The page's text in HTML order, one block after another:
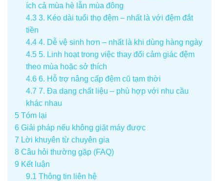
ích cả mùa hè lẫn mùa đông
4.33. Kéo dài tuổi thọ đệm – nhất là với đệm đắt
tiền
4.44. Dễ vệ sinh hơn – nhất là khi dùng hàng ngày
4.55. Linh hoạt trong việc thay đổi cảm giác đệm
theo mùa hoặc sở thích
4.66. Hỗ trợ nâng cấp đệm cũ tạm thời
4.7 7. Đa dạng chất liệu – phù hợp với nhu cầu
khác nhau
5 Tóm lại
6 Giải pháp nếu không giặt máy được
7 Lời khuyên từ chuyên gia
8 Câu hỏi thường gặp (FAQ)
9 Kết luận
9.1 Thông tin liên hệ